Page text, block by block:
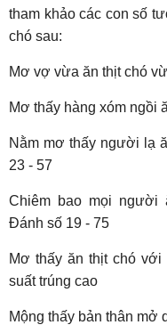
tham khảo các con số
chó sau:
Mơ vợ vừa ăn thịt chó
Mơ thấy hàng xóm ngồi
Nằm mơ thấy người lạ
23 - 57
Chiêm bao mọi người
Đánh số 19 - 75
Mơ thấy ăn thịt chó
suất trúng cao
Mộng thấy bản thân mở